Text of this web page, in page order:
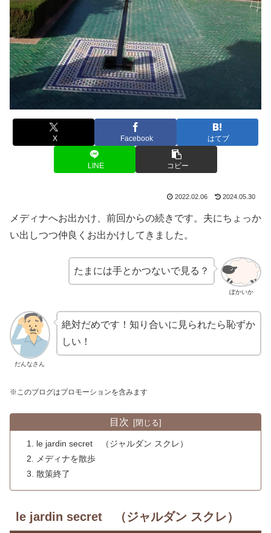
X Facebook はてブ
LINE コピー
2022.02.06 2024.05.30
メディナへお出かけ、前回からの続きです。夫にちょっか
い出しつつ仲良くお出かけしてきました。
ぼかいか
たまには手とかつないで見る？
だんなさん
絶対だめです！知り合いに見られたら恥ずか
しい！
※このブログはプロモーションを含みます
目次
le jardin secret （ジャルダン スクレ）
メディナを散歩
散策終了
le jardin secret （ジャルダン スクレ）